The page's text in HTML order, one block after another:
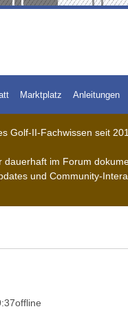
Marktplatz Anleitungen
Golf-II-Fachwissen seit
im Forum
und Community-
offline